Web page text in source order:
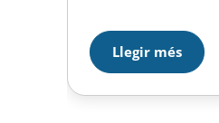
amb l’excepció de
que es va disputar
La UE Horta és el
participants dels
Llegir més